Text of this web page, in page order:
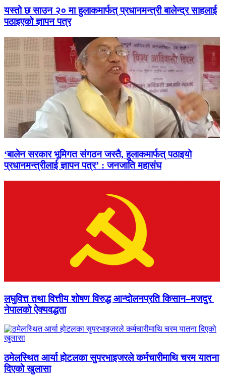
यस्तो छ साउन २० मा हुलाकमार्फत् प्रधानमन्त्री बालेन्द्र साहलाई
पठाइएको ज्ञापन पत्र
‘बालेन सरकार भूमिगत संगठन जस्तै, हुलाकमार्फत् पठाइयो
प्रधानमन्त्रीलाई ज्ञापन पत्र’ : जनजाति महासंघ
लघुवित्त तथा वित्तीय शोषण विरुद्ध आन्दोलनप्रति किसान–मजदुर
नेपालको ऐक्यवद्धता
ठमेलस्थित आर्या होटलका सुपरभाइजरले कर्मचारीमाथि चरम यातना
दिएको खुलासा